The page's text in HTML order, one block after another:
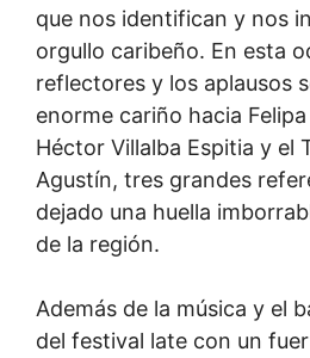
que nos identifican y nos
orgullo caribeño. En esta
reflectores y los aplausos
enorme cariño hacia
Héctor Villalba Espitia y el
Agustín, tres grandes
dejado una huella
de la región.
Además de la música y el
del festival late con un